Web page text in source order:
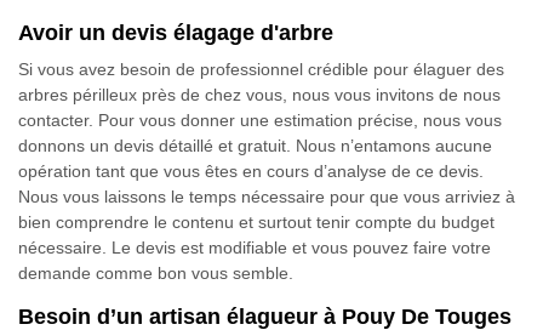
Avoir un devis élagage d'arbre
Si vous avez besoin de professionnel crédible pour élaguer des
arbres périlleux près de chez vous, nous vous invitons de nous
contacter. Pour vous donner une estimation précise, nous vous
donnons un devis détaillé et gratuit. Nous n’entamons aucune
opération tant que vous êtes en cours d’analyse de ce devis.
Nous vous laissons le temps nécessaire pour que vous arriviez à
bien comprendre le contenu et surtout tenir compte du budget
nécessaire. Le devis est modifiable et vous pouvez faire votre
demande comme bon vous semble.
Besoin d’un artisan élagueur à Pouy De Touges